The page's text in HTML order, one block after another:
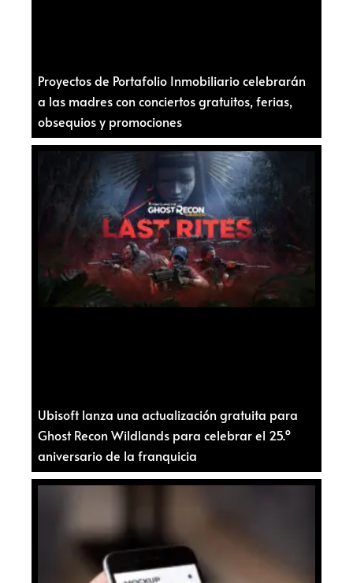
Proyectos de Portafolio Inmobiliario celebrarán
a las madres con conciertos gratuitos, ferias,
obsequios y promociones
Ubisoft lanza una actualización gratuita para
Ghost Recon Wildlands para celebrar el 25.º
aniversario de la franquicia